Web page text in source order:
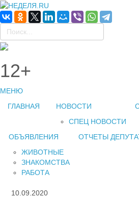
12+
МЕНЮ
ГЛАВНАЯ
НОВОСТИ
СПЕЦ НОВОСТИ
ОБЪЯВЛЕНИЯ
ЖИВОТНЫЕ
ЗНАКОМСТВА
РАБОТА
ОТЧЕТЫ
10.09.2020